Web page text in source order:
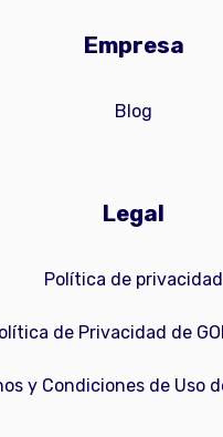
Empresa
Blog
Legal
Política de privacidad
de Privacidad de
y Condiciones de Uso